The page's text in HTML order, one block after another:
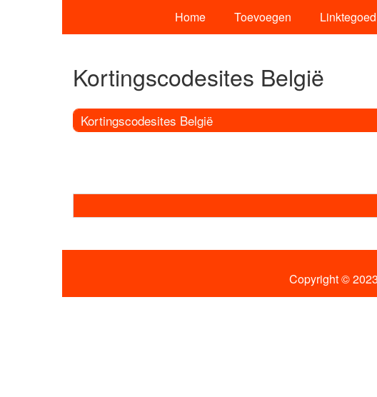
Home Toevoegen
Kortingscodesites België
Kortingscodesites België
Copyright ©